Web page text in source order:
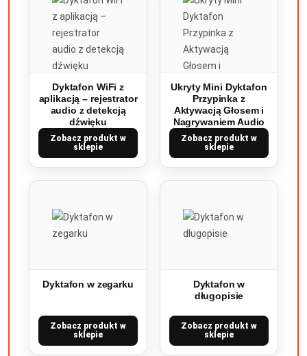
Dyktafon WiFi z
aplikacją – rejestrator
audio z detekcją
dźwięku
Zobacz produkt w
sklepie
Ukryty Mini Dyktafon
Przypinka z
Aktywacją Głosem i
Nagrywaniem Audio
Zobacz produkt w
sklepie
Dyktafon w zegarku
Zobacz produkt w
sklepie
Dyktafon w
długopisie
Zobacz produkt w
sklepie